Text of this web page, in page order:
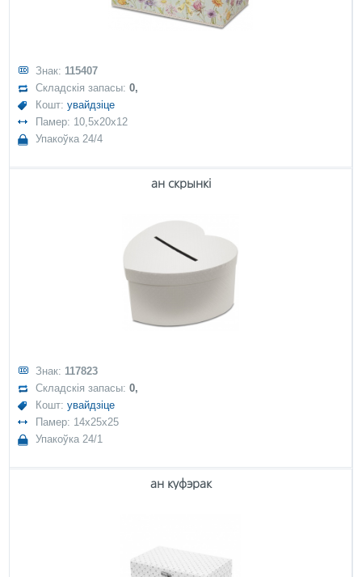
Знак: 115407
Складскія запасы:0,
Кошт:увайдзіце
Памер: 10,5x20x12
Упакоўка 24/4
ан скрынкі
Знак: 117823
Складскія запасы:0,
Кошт:увайдзіце
Памер: 14x25x25
Упакоўка 24/1
ан куфэрак